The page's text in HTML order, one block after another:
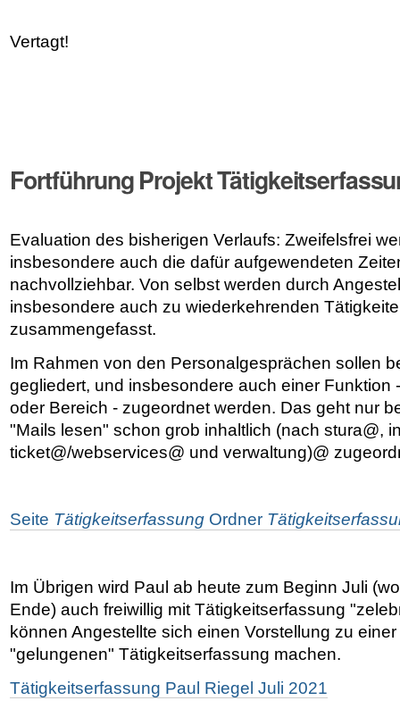
Vertagt!
Fortführung Projekt
Evaluation des bisherigen Verlaufs: Zweifelsfrei
insbesondere auch die dafür aufgewendeten
nachvollziehbar. Von selbst werden durch
insbesondere auch zu wiederkehrenden
zusammengefasst.
Im Rahmen von den Personalgesprächen sollen
gegliedert, und insbesondere auch einer Funktion
oder Bereich - zugeordnet werden. Das geht nur
"Mails lesen" schon grob inhaltlich (nach stura@,
ticket@/webservices@ und verwaltung)@
Seite TätigkeitserfassungOrdner
Im Übrigen wird Paul ab heute zum Beginn Juli
Ende) auch freiwillig mit Tätigkeitserfassung
können Angestellte sich einen Vorstellung zu
"gelungenen" Tätigkeitserfassung machen.
Tätigkeitserfassung Paul Riegel Juli 2021